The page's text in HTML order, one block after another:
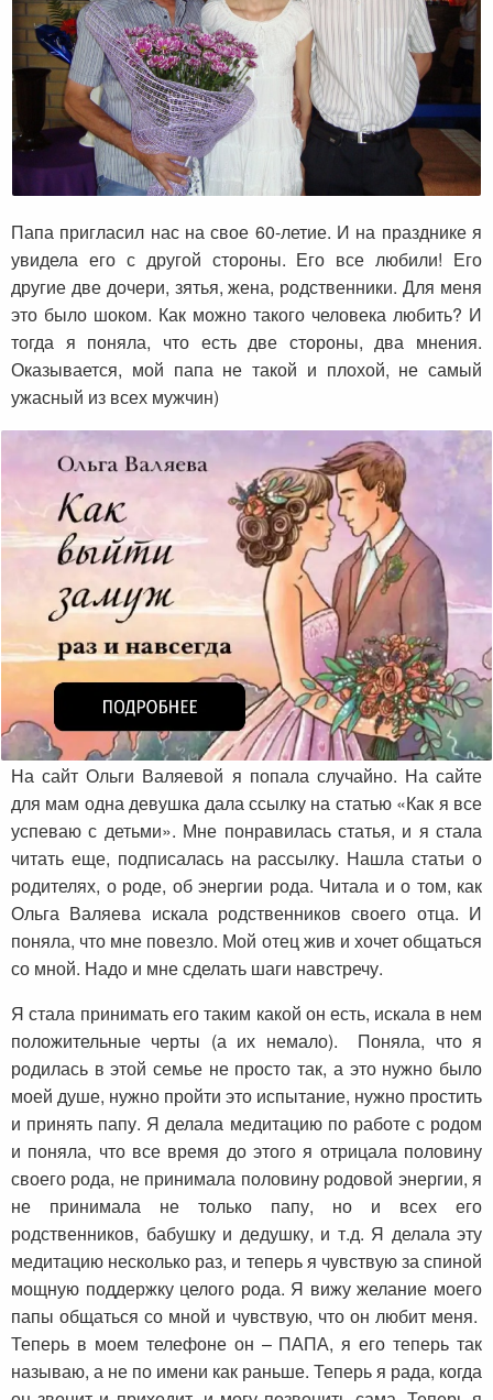
Папа пригласил нас на свое 60-летие. И на празднике я
увидела его с другой стороны. Его все любили! Его
другие две дочери, зятья, жена, родственники. Для меня
это было шоком. Как можно такого человека любить? И
тогда я поняла, что есть две стороны, два мнения.
Оказывается, мой папа не такой и плохой, не самый
ужасный из всех мужчин)
На сайт Ольги Валяевой я попала случайно. На сайте
для мам одна девушка дала ссылку на статью «Как я все
успеваю с детьми». Мне понравилась статья, и я стала
читать еще, подписалась на рассылку. Нашла статьи о
родителях, о роде, об энергии рода. Читала и о том, как
Ольга Валяева искала родственников своего отца. И
поняла, что мне повезло. Мой отец жив и хочет общаться
со мной. Надо и мне сделать шаги навстречу.
Я стала принимать его таким какой он есть, искала в нем
положительные черты (а их немало). Поняла, что я
родилась в этой семье не просто так, а это нужно было
моей душе, нужно пройти это испытание, нужно простить
и принять папу. Я делала медитацию по работе с родом
и поняла, что все время до этого я отрицала половину
своего рода, не принимала половину родовой энергии, я
не принимала не только папу, но и всех его
родственников, бабушку и дедушку, и т.д. Я делала эту
медитацию несколько раз, и теперь я чувствую за спиной
мощную поддержку целого рода. Я вижу желание моего
папы общаться со мной и чувствую, что он любит меня.
Теперь в моем телефоне он – ПАПА, я его теперь так
называю, а не по имени как раньше. Теперь я рада, когда